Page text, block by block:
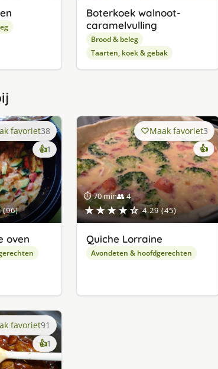
Boterkoek walnoot-
caramelvulling
Brood & beleg
Taarten, koek & gebak
(96)
favoriet38
👍1keer
lekker
gevonden
oven
⏱ 70 min👥 4
★★★★☆ 4.29 (45)
Maak favoriet3
👍
Quiche Lorraine
Avondeten & hoofdgerechten
favoriet91
👍1keer
lekker
gevonden